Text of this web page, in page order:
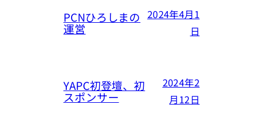
PCNひろしまの
運営
2024年4月1
日
YAPC初登壇、初
スポンサー
2024年2
月12日